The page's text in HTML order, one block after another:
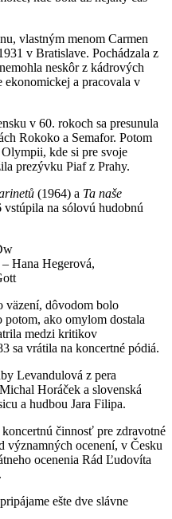
vlastným menom Carmen
v Bratislave. Pochádzala z
neskôr z kádrových
a pracovala v
v 60. rokoch sa presunula
Rokoko a Semafor. Potom
kde si pre svoje
prezývku Piaf z Prahy.
(1964) a Ta naše
na sólovú hudobnú
Hana Hegerová,
väzení, dôvodom bolo
potom, ako omylom dostala
medzi kritikov
sa vrátila na koncertné pódiá.
Levandulová z pera
Horáček a slovenská
a hudbou Jara Filipa.
činnosť pre zdravotné
významných ocenení, v Česku
ocenenia Rád Ľudovíta
ešte dve slávne